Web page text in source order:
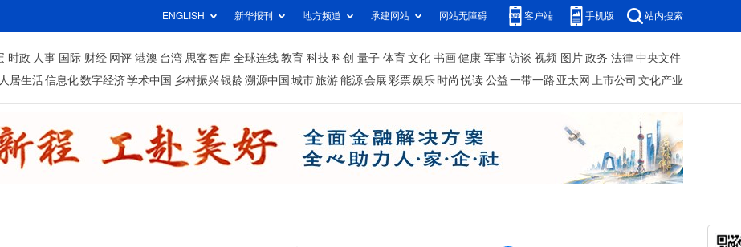
ENGLISH 新华报刊 地方频道 承建网站 网站无障碍 客户端 手机版 站内搜索
时政 人事 国际 财经 网评 港澳 台湾 思客智库 全球连线 教育 科技 科创 量子 体育 文化 书画 健康 军事 访谈 视频 图片 政务 法律 中央文件
人居生活信息化数字经济学术中国 乡村振兴银龄溯源中国 城市旅游 能源 会展 彩票娱乐 时尚 悦读 公益 一带一路 亚太网 上市公司 文化产业